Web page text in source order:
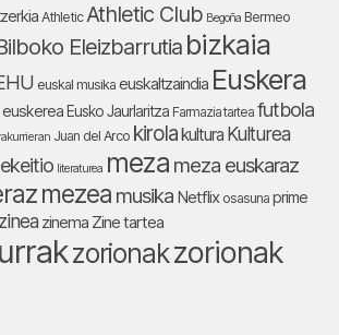
Athletic Athletic Club Begoña Bermeo
Eleizbarrutia bizkaia
euskal musika euskaltzaindia Euskera
euskerea Eusko Jaurlaritza Farmazia tartea futbola
Juan del Arco kirolakultura Kulturea
literaturea meza meza euskaraz
mezea musika Netflix osasuna prime
zinea zinema Zine tartea
zorionakzorionak